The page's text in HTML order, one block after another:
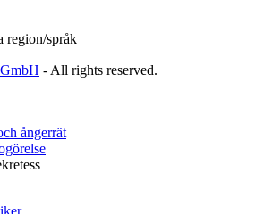
region/språk
- All rights reserved.
ångerrät